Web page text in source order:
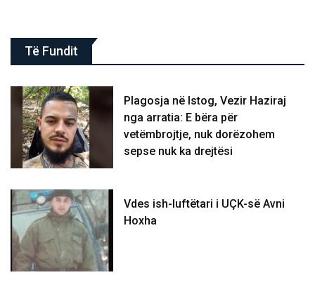
Të Fundit
Plagosja në Istog, Vezir Haziraj
nga arratia: E bëra për
vetëmbrojtje, nuk dorëzohem
sepse nuk ka drejtësi
Vdes ish-luftëtari i UÇK-së Avni
Hoxha